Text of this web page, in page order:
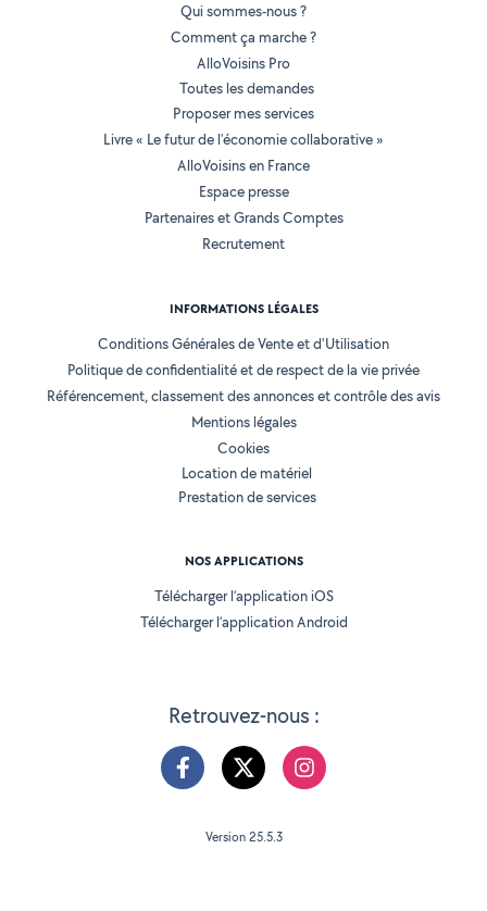
Retrouvez-nous :
Qui sommes-nous ?
Comment ça marche ?
AlloVoisins Pro
Toutes les demandes
Proposer mes services
Livre « Le futur de l'économie collaborative »
AlloVoisins en France
Espace presse
Partenaires et Grands Comptes
Recrutement
INFORMATIONS LÉGALES
Conditions Générales de Vente et d'Utilisation
Politique de confidentialité et de respect de la vie privée
Référencement, classement des annonces et contrôle des avis
Mentions légales
Cookies
Location de matériel
Prestation de services
NOS APPLICATIONS
Télécharger l’application iOS
Télécharger l’application Android
Version 25.5.3